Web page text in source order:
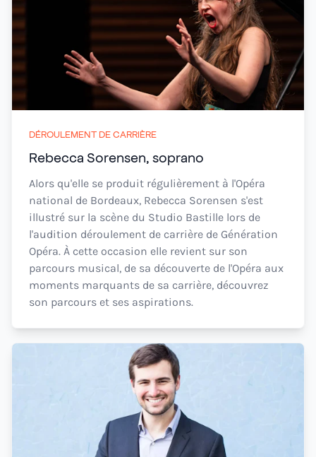
DÉROULEMENT DE CARRIÈRE
Rebecca Sorensen, soprano
Alors qu'elle se produit régulièrement à l'Opéra
national de Bordeaux, Rebecca Sorensen s'est
illustré sur la scène du Studio Bastille lors de
l'audition déroulement de carrière de Génération
Opéra. À cette occasion elle revient sur son
parcours musical, de sa découverte de l'Opéra aux
moments marquants de sa carrière, découvrez
son parcours et ses aspirations.